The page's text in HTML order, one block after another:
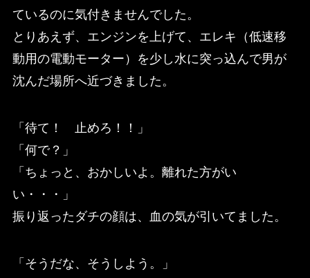
ているのに気付きませんでした。
とりあえず、エンジンを上げて、エレキ（低速移
動用の電動モーター）を少し水に突っ込んで男が
沈んだ場所へ近づきました。
「待て！ 止めろ！！」
「何で？」
「ちょっと、おかしいよ。離れた方がい
い・・・」
振り返ったダチの顔は、血の気が引いてました。
「そうだな、そうしよう。」